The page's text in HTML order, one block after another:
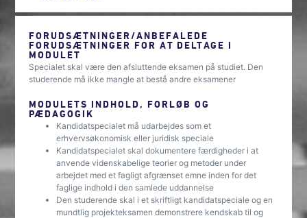
FORUDSÆTNINGER/ANBEFALEDE
FORUDSÆTNINGER FOR AT DELTAGE I
MODULET
Specialet skal være den afsluttende eksamen på studiet. Den
studerende må ikke mangle at bestå andre eksamener
MODULETS INDHOLD, FORLØB OG
PÆDAGOGIK
Kandidatspecialet må udarbejdes som et
erhvervsøkonomisk eller juridisk speciale
Kandidatspecialet skal dokumentere færdigheder i at
anvende videnskabelige teorier og metoder under
arbejdet med et fagligt afgrænset emne inden for det
faglige indhold i den samlede uddannelse
Den studerende skal i et skriftligt kandidatspeciale og en
mundtlig projekteksamen demonstrere kendskab til og